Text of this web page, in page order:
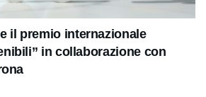
il premio internazionale
in collaborazione con